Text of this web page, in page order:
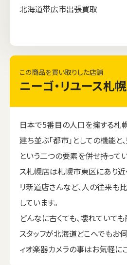
北海道帯広市出張買取
この商品を買い取りした店舗
ニーゴ・リユース札
日本で5番目の人口を擁する札
建ち並ぶ「都市」としての機能と
という二つの要素を併せ持って
ス札幌店は札幌市東区にあり近
リ新道店さんなど、人の往来も
しています。
どんなに古くても、壊れていて
スタッフが北海道どこへでもお
ィオ楽器カメラの事はお気軽に